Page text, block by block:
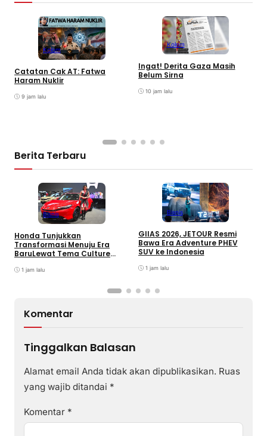
Kolom
Catatan Cak AT: Fatwa
Haram Nuklir
9 jam lalu
Kolom
Ingat! Derita Gaza Masih
Belum Sirna
10 jam lalu
Berita Terbaru
Bisnis
Honda Tunjukkan
Transformasi Menuju Era
BaruLewat Tema Culture
1 jam lalu
Bisnis
GIIAS 2026, JETOUR Resmi
Bawa Era Adventure PHEV
SUV ke Indonesia
1 jam lalu
Komentar
Tinggalkan Balasan
Alamat email Anda tidak akan dipublikasikan. Ruas
yang wajib ditandai *
Komentar *